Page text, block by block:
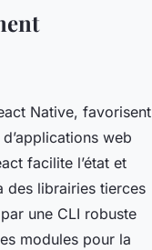
Native, favorisent
web
facilite l’état et
des librairies tierces
une CLI robuste
modules pour la